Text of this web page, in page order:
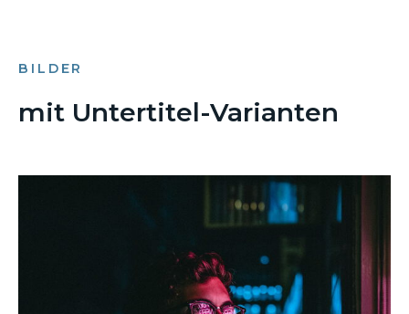
BILDER
mit Untertitel-Varianten